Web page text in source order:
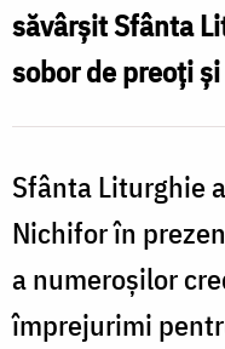
/
Foto:
Ionuț
Plugarașu
săvârșit Sfânta
sobor de preoți
Sfânta Liturghie
Nichifor în
a numeroșilor
împrejurimi